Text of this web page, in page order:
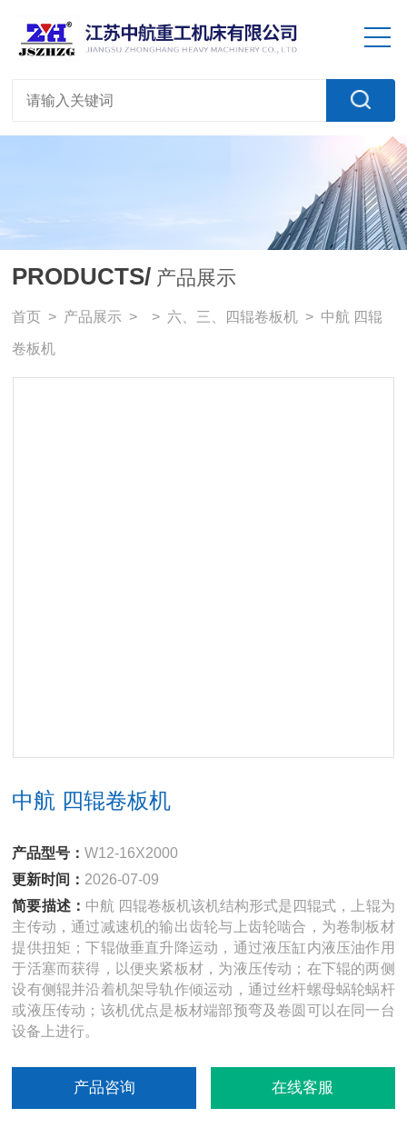
PRODUCTS/ 产品展示
首页 > 产品展示 > > 六、三、四辊卷板机 > 中航 四辊
卷板机
中航 四辊卷板机
产品型号：W12-16X2000
更新时间： 2026-07-09
简要描述： 中航 四辊卷板机该机结构形式是四辊式，上辊为
主传动，通过减速机的输出齿轮与上齿轮啮合，为卷制板材
提供扭矩；下辊做垂直升降运动，通过液压缸内液压油作用
于活塞而获得，以便夹紧板材，为液压传动；在下辊的两侧
设有侧辊并沿着机架导轨作倾运动，通过丝杆螺母蜗轮蜗杆
或液压传动；该机优点是板材端部预弯及卷圆可以在同一台
设备上进行。
产品咨询 在线客服